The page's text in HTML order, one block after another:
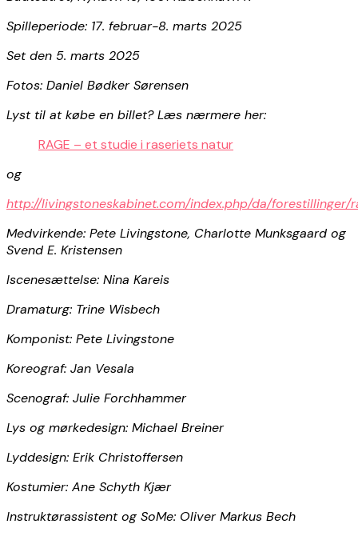
Spilleperiode: 17. februar-8. marts 2025
Set den 5. marts 2025
Fotos: Daniel Bødker Sørensen
Lyst til at købe en billet? Læs nærmere her:
RAGE – et studie i raseriets natur
og
http://livingstoneskabinet.com/index.php/da/forestillinger/
Medvirkende: Pete Livingstone, Charlotte Munksgaard og
Svend E. Kristensen
Iscenesættelse: Nina Kareis
Dramaturg: Trine Wisbech
Komponist: Pete Livingstone
Koreograf: Jan Vesala
Scenograf: Julie Forchhammer
Lys og mørkedesign: Michael Breiner
Lyddesign: Erik Christoffersen
Kostumier: Ane Schyth Kjær
Instruktørassistent og SoMe: Oliver Markus Bech